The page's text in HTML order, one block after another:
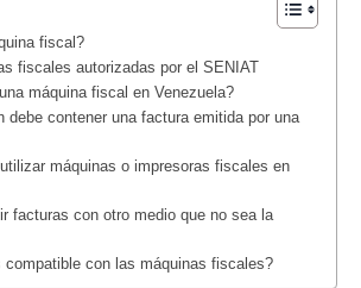
fiscal?
fiscales autorizadas por el SENIAT
máquina fiscal en Venezuela?
debe contener una factura emitida por una
máquinas o impresoras fiscales en
facturas con otro medio que no sea la
compatible con las máquinas fiscales?